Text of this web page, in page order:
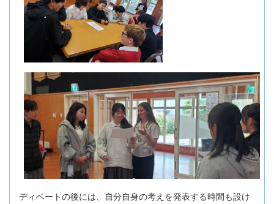
ディベートの後には、自分自身の考えを発表する時間も設け